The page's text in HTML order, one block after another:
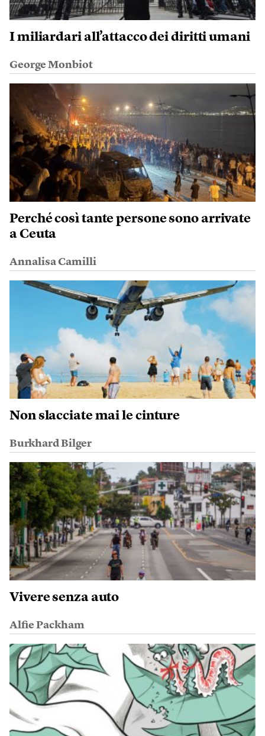
I miliardari all’attacco dei diritti umani
George Monbiot
Perché così tante persone sono arrivate
a Ceuta
Annalisa Camilli
Non slacciate mai le cinture
Burkhard Bilger
Vivere senza auto
Alfie Packham